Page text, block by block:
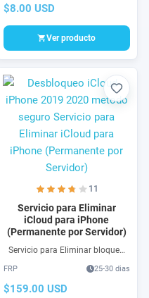
Compra Desbloqueo de iCloud
$8.00 USD
Ver producto
11
Servicio para Eliminar
iCloud para iPhone
(Permanente por Servidor)
Servicio para Eliminar bloqueo
versiones y modelos que
presenta el problema de pantalla
FRP 25-30 dias
$159.00 USD